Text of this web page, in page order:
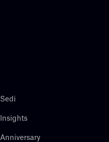
Sedi
Insights
Anniversary